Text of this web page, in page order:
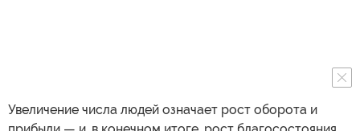
Увеличение числа людей означает рост оборота и